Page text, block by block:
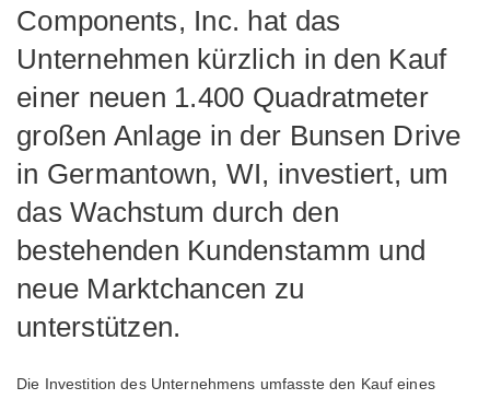
Components, Inc. hat das
Unternehmen kürzlich in den Kauf
einer neuen 1.400 Quadratmeter
großen Anlage in der Bunsen Drive
in Germantown, WI, investiert, um
das Wachstum durch den
bestehenden Kundenstamm und
neue Marktchancen zu
unterstützen.
Die Investition des Unternehmens umfasste den Kauf eines